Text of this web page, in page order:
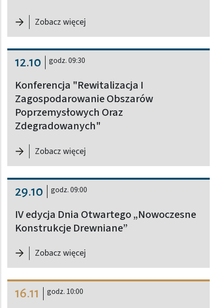
Zobacz więcej-
12.10 godz. 09:30
Konferencja "Rewitalizacja I
Zagospodarowanie Obszarów
Poprzemysłowych Oraz
Zdegradowanych"
Zobacz więcej-
29.10 godz. 09:00
IV edycja Dnia Otwartego „Nowoczesne
Konstrukcje Drewniane”
Zobacz więcej-
16.11 godz. 10:00